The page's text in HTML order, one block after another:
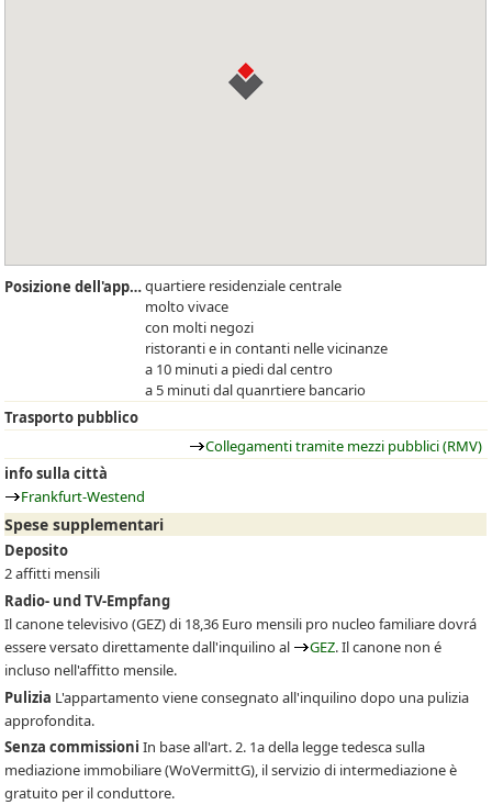
Posizione dell'appartamentoquartiere residenziale centrale
molto vivace
con molti negozi
ristoranti e in contanti nelle vicinanze
a 10 minuti a piedi dal centro
a 5 minuti dal quanrtiere bancario
Trasporto pubblico
Collegamenti tramite mezzi pubblici (RMV)
info sulla città
Frankfurt-Westend
Spese supplementari
Deposito
2 affitti mensili
Radio- und TV-Empfang
Il canone televisivo(GEZ)di 18,36 Euro mensili pro nucleo familiare dovrá
essere versato direttamente dall'inquilino al
GEZ. Il canone non é
incluso nell'affitto mensile.
Pulizia L'appartamento viene consegnato all'inquilino dopo una pulizia
approfondita.
Senza commissioni In base all'art. 2. 1a della legge tedesca sulla
mediazione immobiliare (WoVermittG), il servizio di intermediazione è
gratuito per il conduttore.